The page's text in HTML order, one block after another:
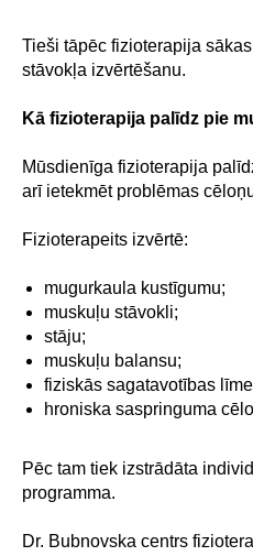
Tieši tāpēc fizioterapija
stāvokļa izvērtēšanu.
Kā fizioterapija palīdz pie
Mūsdienīga fizioterapija
arī ietekmēt problēmas
Fizioterapeits izvērtē:
mugurkaula kustīgumu;
muskuļu stāvokli;
stāju;
muskuļu balansu;
fiziskās sagatavotības
hroniska saspringuma
Pēc tam tiek izstrādāta
programma.
Dr. Bubnovska centrs